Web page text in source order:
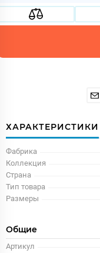
ХАРАКТЕРИСТИКИ
Фабрика
Коллекция
Страна
Тип товара
Размеры
Общие
Артикул